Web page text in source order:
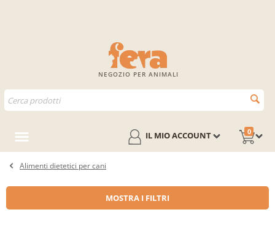
NEGOZIO PER ANIMALI
0
IL MIO ACCOUNT
Alimenti dietetici per cani
MOSTRA I FILTRI